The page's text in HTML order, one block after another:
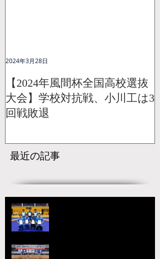
【2024年風間杯全国高校選抜
大会】学校対抗戦、小川工は3
回戦敗退
2024年3月28日
最近の記事